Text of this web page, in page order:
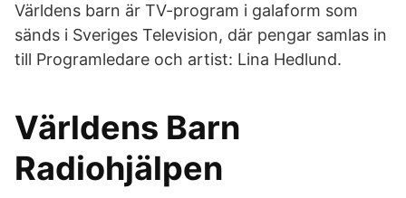
Världens barn är TV-program i galaform som
sänds i Sveriges Television, där pengar samlas in
till Programledare och artist: Lina Hedlund.
Världens Barn
Radiohjälpen